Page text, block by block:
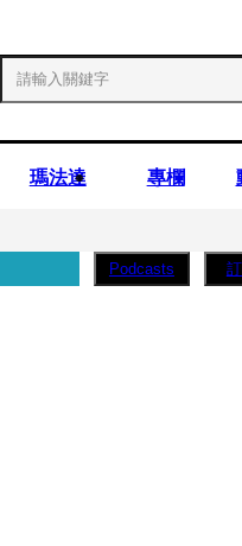
瑪法達 專欄
Podcasts